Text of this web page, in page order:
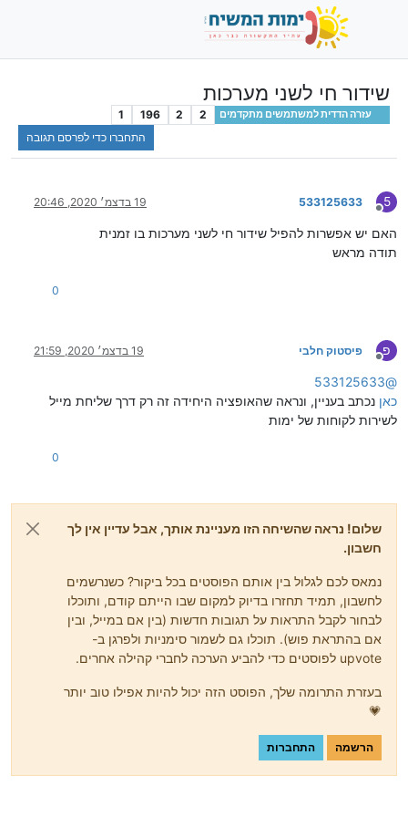
שידור חי לשני מערכות
עזרה הדדית למשתמשים מתקדמים 2
2
196
1
התחברו כדי לפרסם תגובה
5
מנותק
533125633 19 בדצמ׳ 2020, 20:46
האם יש אפשרות להפיל שידור חי לשני מערכות בו זמנית
תודה מראש
0
פ
מנותק
פיסטוק חלבי 19 בדצמ׳ 2020, 21:59
@
533125633
כאן נכתב בעניין, ונראה שהאופציה היחידה זה רק דרך שליחת מייל
לשירות לקוחות של ימות
0
שלום! נראה שהשיחה הזו מעניינת אותך, אבל עדיין אין לך
חשבון.
נמאס לכם לגלול בין אותם הפוסטים בכל ביקור? כשנרשמים
לחשבון, תמיד תחזרו בדיוק למקום שבו הייתם קודם, ותוכלו
לבחור לקבל התראות על תגובות חדשות (בין אם במייל, ובין
אם בהתראת פוש). תוכלו גם לשמור סימניות ולפרגן ב-
upvote לפוסטים כדי להביע הערכה לחברי קהילה אחרים.
בעזרת התרומה שלך, הפוסט הזה יכול להיות אפילו טוב יותר
💗
הרשמה התחברות